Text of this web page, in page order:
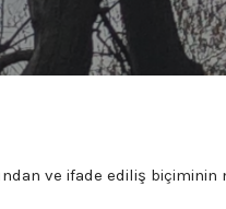
ve ifade ediliş biçiminin